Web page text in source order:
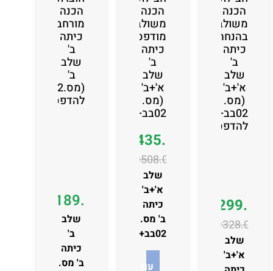
הכנה
משולבת
בהנחה
כיתה
ב'
שלב
א'+ב'
(מס.
להדפסה
₪328.00
299.00
שלב
א'+ב'
הכנה
משולבת
מודפסת
כיתה
ב'
שלב
א'+ב'
(מס.
02בב+03אב)
₪508.00
435.00
שלב
א'+ב'
כיתה
ב' מס.
02בב+03
עוד
הכנה
מורחבת
כיתה
ב'
שלב
ב'
להדפסה
189.00
שלב
ב'
כיתה
ב' מס.